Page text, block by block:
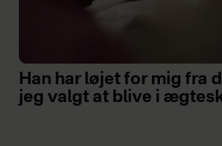
Han har løjet for mig fra
jeg valgt at blive i